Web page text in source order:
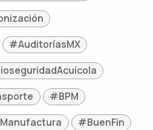
#AuditoríasMX
#BPM
#BuenFin